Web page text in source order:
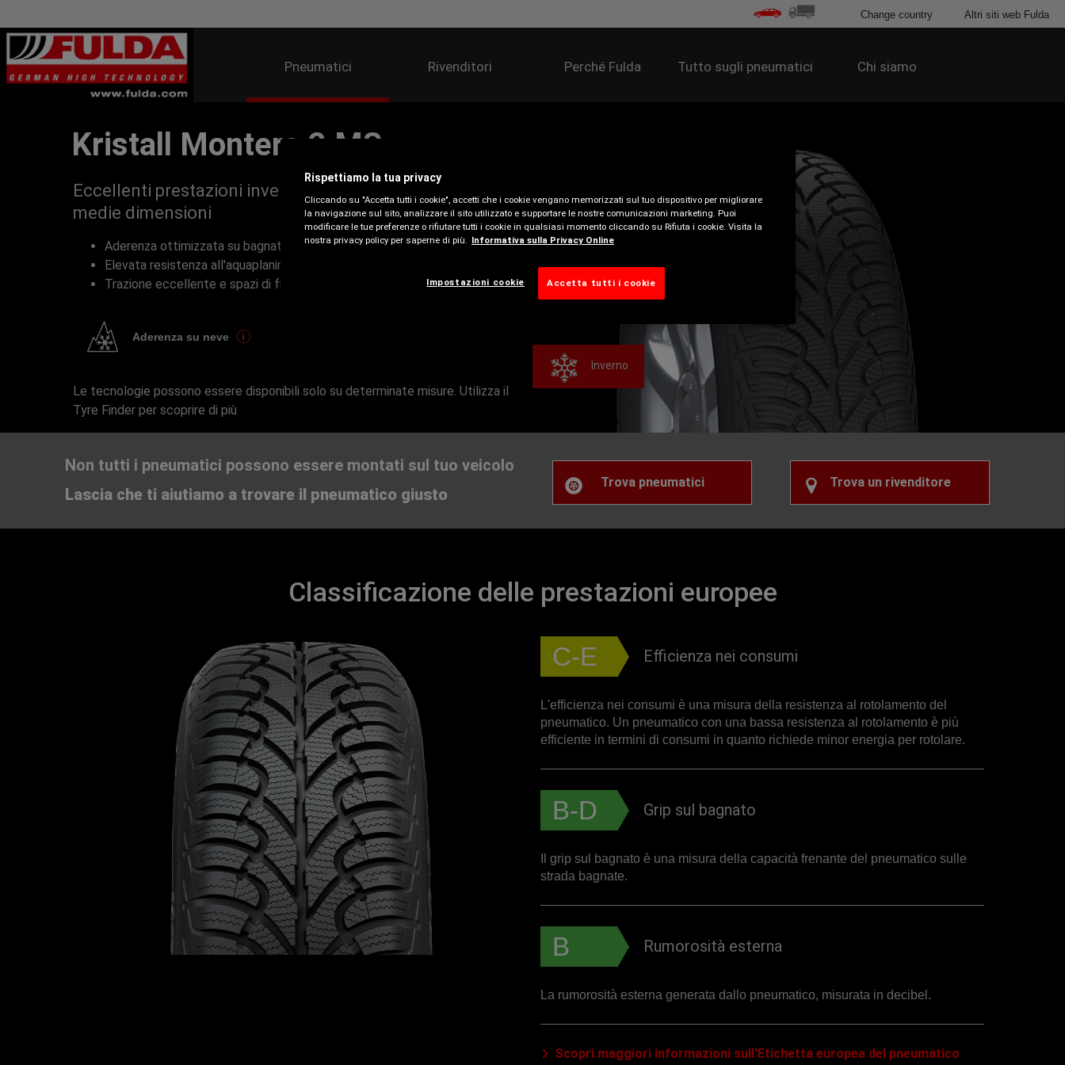
Pneumatici Rivenditori Perché Fulda Tutto sugli pneumatici Chi siamo
Change country Altri siti web Fulda
Kristall Montero 2 MS
Eccellenti prestazioni invernali per auto compatte e di
medie dimensioni
Aderenza ottimizzata su bagnato, ghiaccio e neve
Elevata resistenza all'aquaplaning
Trazione eccellente e spazi di frenata ridotti
Aderenza su neve
Le tecnologie possono essere disponibili solo su determinate misure. Utilizza il
Tyre Finder per scoprire di più
Inverno
Non tutti i pneumatici possono essere montati sul tuo veicolo
Lascia che ti aiutiamo a trovare il pneumatico giusto
Trova pneumatici Trova un rivenditore
Classificazione delle prestazioni europee
C-E Efficienza nei consumi
L'efficienza nei consumi è una misura della resistenza al rotolamento del
pneumatico. Un pneumatico con una bassa resistenza al rotolamento è più
efficiente in termini di consumi in quanto richiede minor energia per rotolare.
B-D Grip sul bagnato
Il grip sul bagnato è una misura della capacità frenante del pneumatico sulle
strada bagnate.
B Rumorosità esterna
La rumorosità esterna generata dallo pneumatico, misurata in decibel.
Scopri maggiori informazioni sull'Etichetta europea del pneumatico
Rispettiamo la tua privacy
Cliccando su "Accetta tutti i cookie", accetti che i cookie vengano memorizzati sul tuo dispositivo per migliorare
la navigazione sul sito, analizzare il sito utilizzato e supportare le nostre comunicazioni marketing. Puoi
modificare le tue preferenze o rifiutare tutti i cookie in qualsiasi momento cliccando su Rifiuta i cookie. Visita la
nostra privacy policy per saperne di più. Informativa sulla Privacy Online
Impostazioni cookie Accetta tutti i cookie